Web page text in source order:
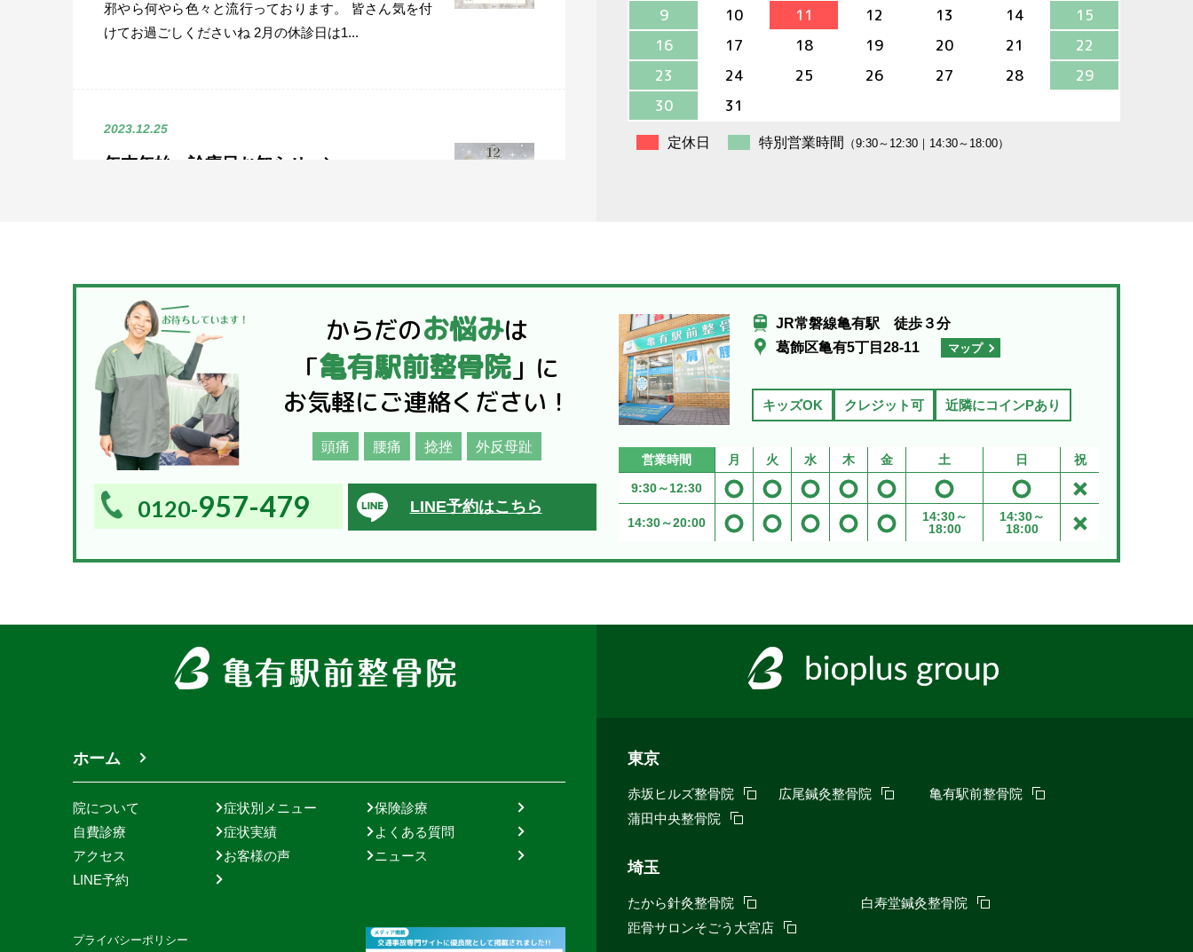
邪やら何やら色々と流行っております。 皆さん気を付
けてお過ごしくださいね 2月の休診日は1...
2023.12.25
年末年始、診療日お知らせ
2023.12.13
体調には注意して！
こんにちは、亀有駅前整骨院です 最近は気候が落ち着
かなくて困りますね 寒い時期は寒い！でいいのに 突然
暖かくなったり、夜には凍える寒さになっ...
2023.04.11
５月２・３・４・５日は休診となります。 お間違えな
いようにお気を付けください。 ...
施術同意書に署名を頂いております
亀有駅前整骨院では患者様に安心して施術を受けて頂
くため 施術同意書に署名を頂いております。 スタッフ
が直接説明させて頂き、患者様に納得いただいたう...
9
10 11 12 13 14
15
16
17 18 19 20 21
22
23
24 25 26 27 28
29
30
31
定休日 特別営業時間 （9:30～12:30｜14:30～18:00）
からだのお悩みは
「亀有駅前整骨院」に
お気軽にご連絡ください！
頭痛 腰痛 捻挫 外反母趾
0120-957-479 LINE予約はこちら
JR常磐線亀有駅 徒歩３分
葛飾区亀有5丁目28-11
マップ
キッズOK クレジット可 近隣にコインPあり
営業時間 月 火 水 木 金 土 日
祝
9:30～12:30
14:30～20:00
14:30～
18:00
14:30～
18:00
ホーム
院について 症状別メニュー
保険診療
自費診療
症状実績
よくある質問
アクセス
お客様の声
ニュース
LINE予約
プライバシーポリシー
東京
赤坂ヒルズ整骨院 広尾鍼灸整骨院
亀有駅前整骨院
蒲田中央整骨院
埼玉
たから針灸整骨院
白寿堂鍼灸整骨院
距骨サロンそごう大宮店